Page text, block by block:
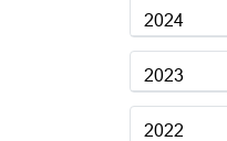
2024
2023
2022